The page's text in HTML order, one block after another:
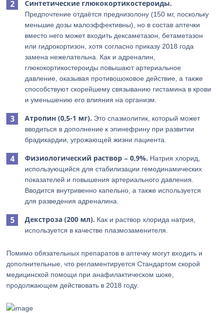
Синтетические глюкокортикостероиды.
Предпочтение отдаётся преднизолону (150 мг, поскольку
меньшие дозы малоэффективны), но в состав аптечки
вместо него может входить дексаметазон, бетаметазон
или гидрокортизон, хотя согласно приказу 2018 года
замена нежелательна. Как и адреналин,
глюкокортикостероиды повышают артериальное
давление, оказывая противошоковое действие, а также
способствуют скорейшему связыванию гистамина в крови
и уменьшению его влияния на организм.
Атропин (0,5-1 мг). Это спазмолитик, который может
вводиться в дополнение к эпинефрину при развитии
брадикардии, угрожающей жизни пациента.
Физиологический раствор – 0,9%. Натрия хлорид,
использующийся для стабилизации гемодинамических
показателей и повышения артериального давления.
Вводится внутривенно капельно, а также используется
для разведения адреналина.
Декстроза (200 мл). Как и раствор хлорида натрия,
используется в качестве плазмозаменителя.
Помимо обязательных препаратов в аптечку могут входить и
дополнительные, что регламентируется Стандартом скорой
медицинской помощи при анафилактическом шоке,
продолжающем действовать в 2018 году.